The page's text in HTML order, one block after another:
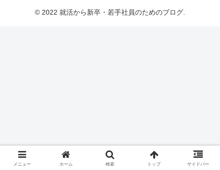
© 2022 就活から新卒・若手社員のためのブログ.
メニュー ホーム 検索 トップ サイドバー